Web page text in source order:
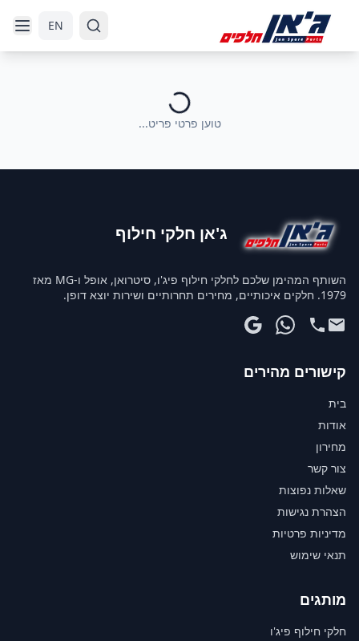
EN
טוען פרטי פריט...
ג'אן חלקי חילוף
השותף המהימן שלכם לחלקי חילוף פיג'ו, סיטרואן, אופל ו-MG מאז
1979. חלקים איכותיים, מחירים תחרותיים ושירות יוצא דופן.
קישורים מהירים
בית
אודות
מחירון
צור קשר
שאלות נפוצות
הצהרת נגישות
מדיניות פרטיות
תנאי שימוש
מותגים
חלקי חילוף פיג'ו